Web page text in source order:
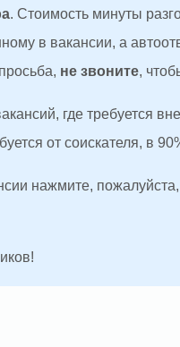
. Стоимость минуты
в вакансии, а
не звоните,
где требуется
от соискателя, в
нажмите, пожалуйста,